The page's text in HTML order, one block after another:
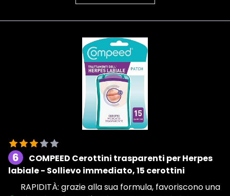
6
COMPEED Cerottini trasparenti per Herpes
labiale - Sollievo immediato, 15 cerottini
RAPIDITÀ: grazie alla sua formula, favoriscono una